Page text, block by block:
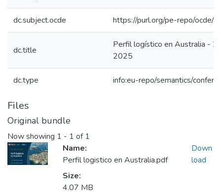
dc.subject.ocde https://purl.org/pe-repo/ocde/
dc.title
Perfil logístico en Australia -
2025
dc.type info:eu-repo/semantics/
Files
Original bundle
Now showing 1 - 1 of 1
Name:
Perfil logistico en Australia.pdf
Size:
4.07 MB
Down
load